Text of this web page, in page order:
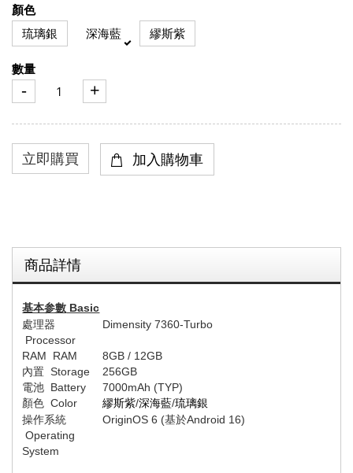
顏色
琉璃銀
深海藍 繆斯紫
數量
- +
商品詳情
基本参數 Basic
處理器
Processor
Dimensity 7360-Turbo
RAM RAM 8GB / 12GB
內置 Storage 256GB
電池 Battery 7000mAh (TYP)
顏色 Color 繆斯紫/深海藍/琉璃銀
操作系統
Operating
System
OriginOS6 (基於Android 16)